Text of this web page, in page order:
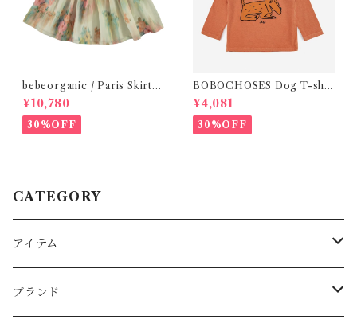
bebeorganic / Paris Skirt
Nostalgic Florals (10・12y)
¥10,780
30%OFF
BOBOCHOSES Dog T-shir
ts ( 12-18m)
¥4,081
30%OFF
CATEGORY
アイテム
Baby
ブランド